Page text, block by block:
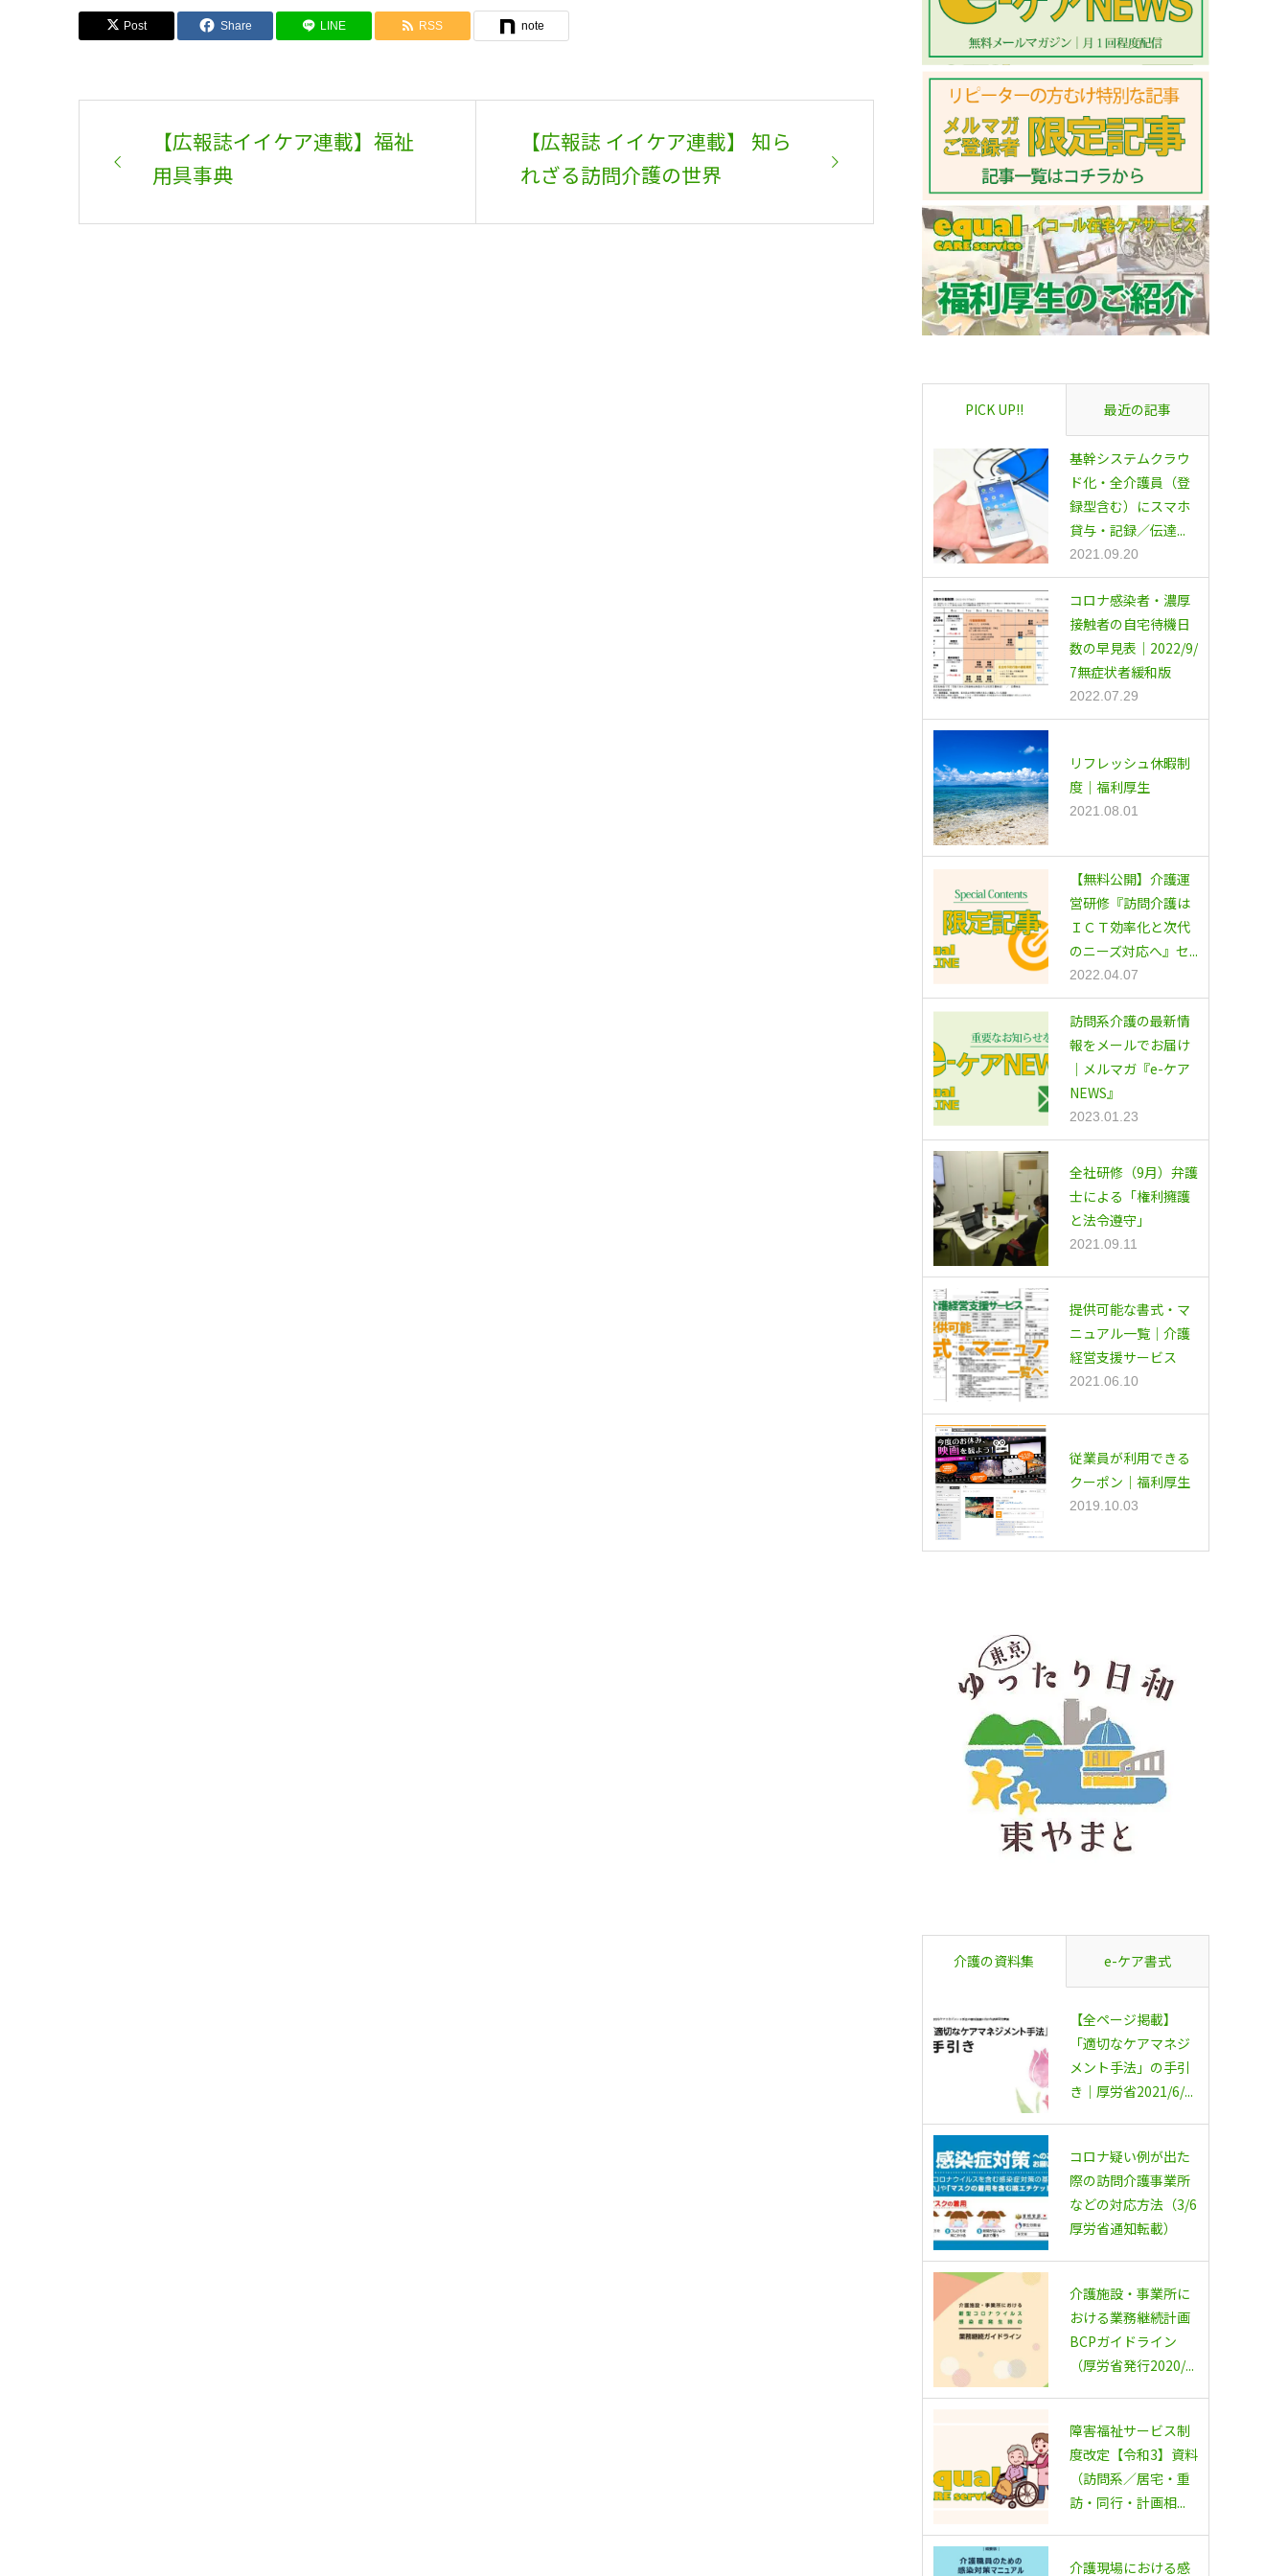
Post Share LINE RSS note
【広報誌イイケア連載】福祉
用具事典
【広報誌 イイケア連載】 知ら
れざる訪問介護の世界
PICK UP!! 最近の記事
基幹システムクラウ
ド化・全介護員（登
録型含む）にスマホ
貸与・記録／伝達...
2021.09.20
コロナ感染者・濃厚
接触者の自宅待機日
数の早見表｜2022/9/
7無症状者緩和版
2022.07.29
リフレッシュ休暇制
度｜福利厚生
2021.08.01
【無料公開】介護運
営研修『訪問介護は
ＩＣＴ効率化と次代
のニーズ対応へ』セ...
2022.04.07
訪問系介護の最新情
報をメールでお届け
｜メルマガ『e-ケア
NEWS』
2023.01.23
全社研修（9月）弁護
士による「権利擁護
と法令遵守」
2021.09.11
提供可能な書式・マ
ニュアル一覧｜介護
経営支援サービス
2021.06.10
従業員が利用できる
クーポン｜福利厚生
2019.10.03
介護の資料集 e-ケア書式
【全ページ掲載】
「適切なケアマネジ
メント手法」の手引
き｜厚労省2021/6/...
コロナ疑い例が出た
際の訪問介護事業所
などの対応方法（3/6
厚労省通知転載）
介護施設・事業所に
おける業務継続計画
BCPガイドライン
（厚労省発行2020/...
障害福祉サービス制
度改定【令和3】資料
（訪問系／居宅・重
訪・同行・計画相...
介護現場における感